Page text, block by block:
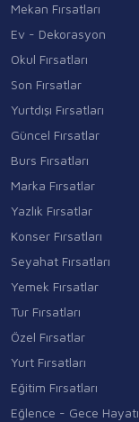
Mekan Fırsatları
Ev - Dekorasyon
Okul Fırsatları
Son Fırsatlar
Yurtdışı Fırsatları
Güncel Fırsatlar
Burs Fırsatları
Marka Fırsatlar
Yazlık Fırsatlar
Konser Fırsatları
Seyahat Fırsatları
Yemek Fırsatlar
Tur Fırsatları
Özel Fırsatlar
Yurt Fırsatları
Eğitim Fırsatları
Eğlence - Gece Hayatı